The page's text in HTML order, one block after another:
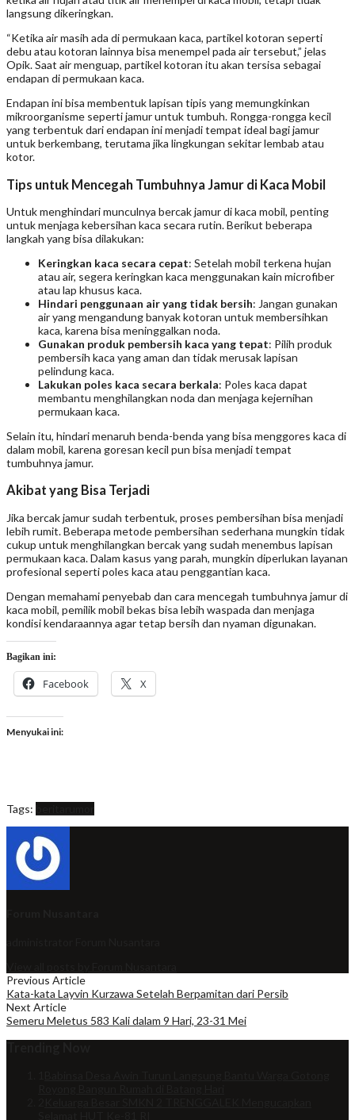
langsung dikeringkan.
“Ketika air masih ada di permukaan kaca, partikel kotoran seperti
debu atau kotoran lainnya bisa menempel pada air tersebut,” jelas
Opik. Saat air menguap, partikel kotoran itu akan tersisa sebagai
endapan di permukaan kaca.
Endapan ini bisa membentuk lapisan tipis yang memungkinkan
mikroorganisme seperti jamur untuk tumbuh. Rongga-rongga kecil
yang terbentuk dari endapan ini menjadi tempat ideal bagi jamur
untuk berkembang, terutama jika lingkungan sekitar lembab atau
kotor.
Tips untuk Mencegah Tumbuhnya Jamur di Kaca Mobil
Untuk menghindari munculnya bercak jamur di kaca mobil, penting
untuk menjaga kebersihan kaca secara rutin. Berikut beberapa
langkah yang bisa dilakukan:
Keringkan kaca secara cepat: Setelah mobil terkena hujan
atau air, segera keringkan kaca menggunakan kain microfiber
atau lap khusus kaca.
Hindari penggunaan air yang tidak bersih: Jangan gunakan
air yang mengandung banyak kotoran untuk membersihkan
kaca, karena bisa meninggalkan noda.
Gunakan produk pembersih kaca yang tepat: Pilih produk
pembersih kaca yang aman dan tidak merusak lapisan
pelindung kaca.
Lakukan poles kaca secara berkala: Poles kaca dapat
membantu menghilangkan noda dan menjaga kejernihan
permukaan kaca.
Selain itu, hindari menaruh benda-benda yang bisa menggores kaca di
dalam mobil, karena goresan kecil pun bisa menjadi tempat
tumbuhnya jamur.
Akibat yang Bisa Terjadi
Jika bercak jamur sudah terbentuk, proses pembersihan bisa menjadi
lebih rumit. Beberapa metode pembersihan sederhana mungkin tidak
cukup untuk menghilangkan bercak yang sudah menembus lapisan
permukaan kaca. Dalam kasus yang parah, mungkin diperlukan layanan
profesional seperti poles kaca atau penggantian kaca.
Dengan memahami penyebab dan cara mencegah tumbuhnya jamur di
kaca mobil, pemilik mobil bekas bisa lebih waspada dan menjaga
kondisi kendaraannya agar tetap bersih dan nyaman digunakan.
Bagikan ini:
Facebook X
Menyukai ini:
Tags:
Previous Article
Kata-kata Layvin Kurzawa Setelah Berpamitan dari Persib
Next Article
Semeru Meletus 583 Kali dalam 9 Hari, 23-31 Mei